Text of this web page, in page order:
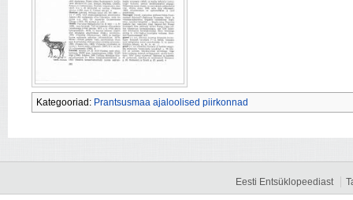
Kategooriad: Prantsusmaa ajaloolised piirkonnad
Eesti Entsüklopeediast